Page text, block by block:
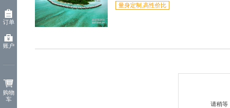
键
浏
览
量身定制,高性价比
请稍等
订单
账户
购物
车